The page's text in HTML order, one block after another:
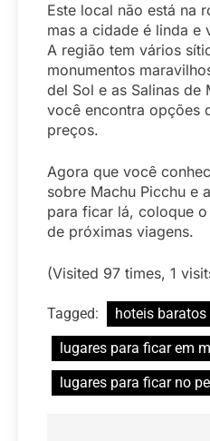
Este local não está na
mas a cidade é linda e
A região tem vários
monumentos
del Sol e as Salinas de
você encontra opções
preços.
Agora que você
sobre Machu Picchu e
para ficar lá, coloque
de próximas viagens.
(Visited 97 times, 1
Tagged:
hoteis baratos
lugares para ficar em
lugares para ficar no